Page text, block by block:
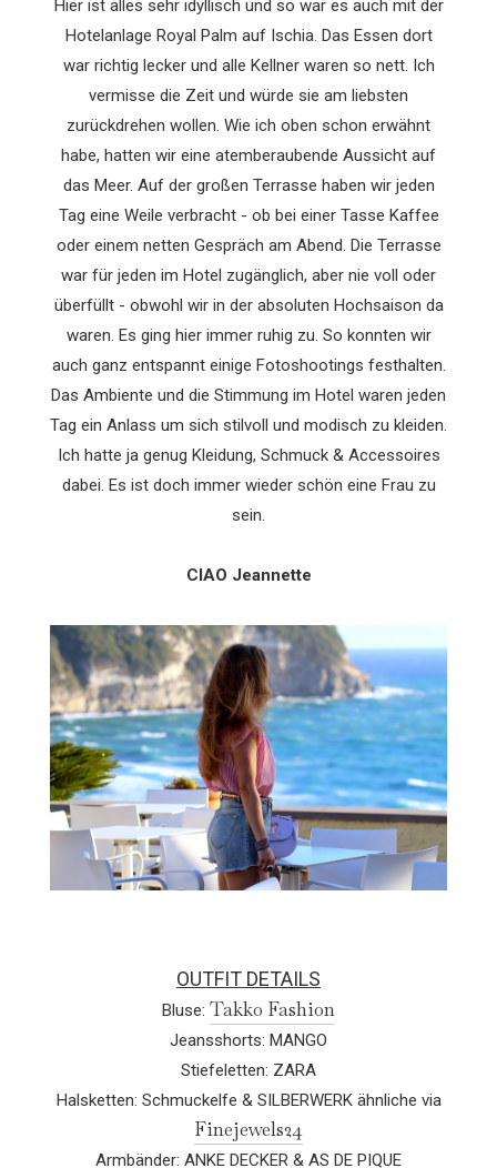
Hier ist alles sehr idyllisch und so war es auch mit der
Hotelanlage Royal Palm auf Ischia. Das Essen dort
war richtig lecker und alle Kellner waren so nett. Ich
vermisse die Zeit und würde sie am liebsten
zurückdrehen wollen. Wie ich oben schon erwähnt
habe, hatten wir eine atemberaubende Aussicht auf
das Meer. Auf der großen Terrasse haben wir jeden
Tag eine Weile verbracht - ob bei einer Tasse Kaffee
oder einem netten Gespräch am Abend. Die Terrasse
war für jeden im Hotel zugänglich, aber nie voll oder
überfüllt - obwohl wir in der absoluten Hochsaison da
waren. Es ging hier immer ruhig zu. So konnten wir
auch ganz entspannt einige Fotoshootings festhalten.
Das Ambiente und die Stimmung im Hotel waren jeden
Tag ein Anlass um sich stilvoll und modisch zu kleiden.
Ich hatte ja genug Kleidung, Schmuck & Accessoires
dabei. Es ist doch immer wieder schön eine Frau zu
sein.
CIAO Jeannette
OUTFIT DETAILS
Bluse: Takko Fashion
Jeansshorts: MANGO
Stiefeletten: ZARA
Halsketten: Schmuckelfe & SILBERWERK ähnliche via
Finejewels24
Armbänder: ANKE DECKER & AS DE PIQUE